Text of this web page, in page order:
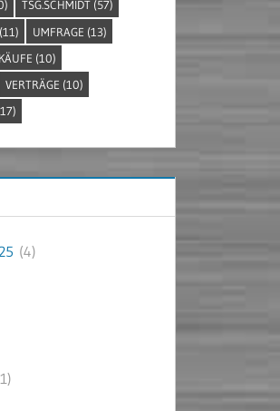
TSG.SCHMIDT(57)
UMFRAGE (13)
(10)
VERTRÄGE (10)
(4)